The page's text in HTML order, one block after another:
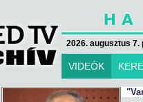
2026. augusztus 7.
VIDEÓK